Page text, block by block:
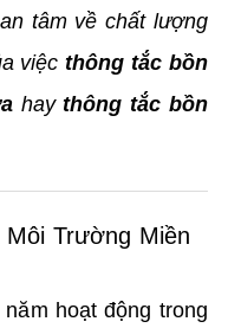
tâm về chất lượng
việcthông tắc bồn
haythông tắc bồn
Trường Miền
hoạt động trong